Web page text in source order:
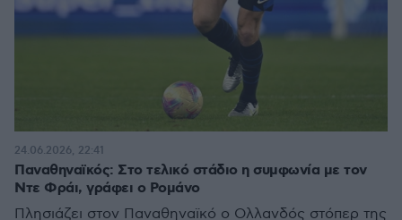
Παναθηναϊκός: Στο τελικό στάδιο η συμφωνία με τον
Ντε Φράι, γράφει ο Ρομάνο
Πλησιάζει στον Παναθηναϊκό ο Ολλανδός στόπερ της
24.06.2026, 22:41